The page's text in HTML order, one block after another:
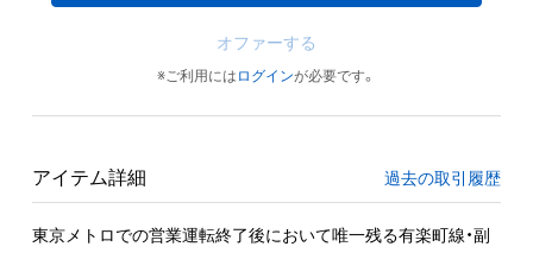
オファーする
※ご利用には ログインが必要です。
アイテム詳細 過去の取引履歴
東京メトロでの営業運転終了後において唯一残る有楽町線・副